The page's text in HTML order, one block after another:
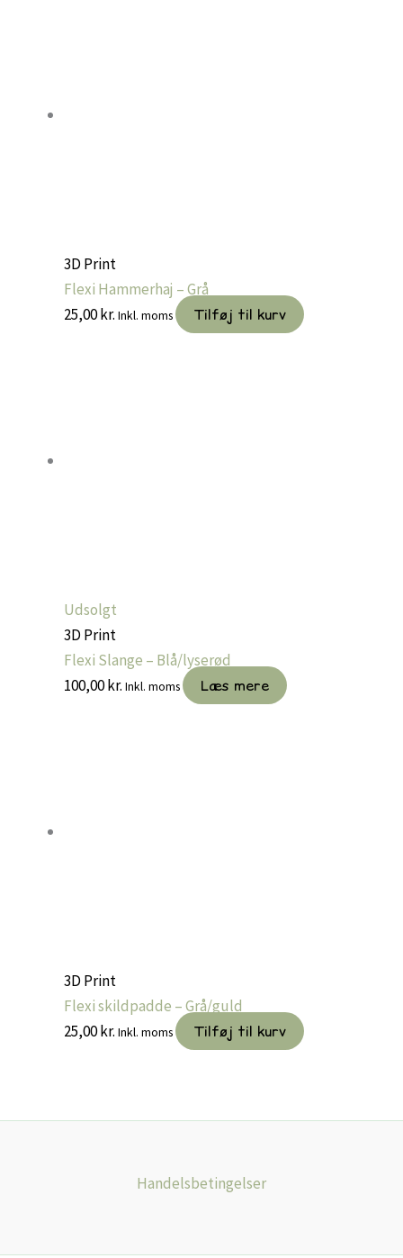
3D Print
Flexi Hammerhaj – Grå
25,00kr. Inkl. moms Tilføj til kurv
Udsolgt
3D Print
Flexi Slange – Blå/lyserød
100,00kr. Inkl. moms Læs mere
3D Print
Flexi skildpadde – Grå/guld
25,00kr. Inkl. moms Tilføj til kurv
Handelsbetingelser